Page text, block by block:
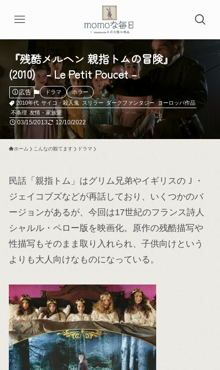
『残酷メルヘン 親指トムの冒険』
(2010) - Le Petit Poucet –
広告 ドラマ
ホラー
2010年代 サイコ・殺人鬼 スリラー ダークファンタジー ヨーロッパ作品
不条理 友情・家族愛
03/15/2013 12/10/2022
ホーム こんなの観てます ドラマ
民話「親指トム」はグリム兄弟やイギリスのＪ・
ジェイコブズなどが再話しており、いくつかのバ
ージョンがあるが、今回は17世紀のフランス詩人
シャルル・ペロー版を映画化。原作の残酷描写や
性描写もそのまま取り入れられ、子供向けという
よりも大人向けなものになっている。